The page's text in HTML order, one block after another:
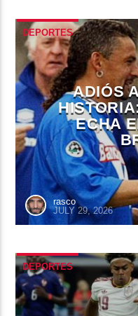
DEPORTES
ADIÓS
ECHA
rasco
JULY 29, 2026
DEPORTES